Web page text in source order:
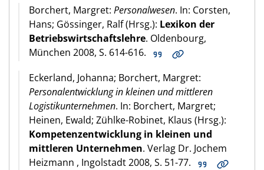
Borchert, Margret: Personalwesen. In: Corsten,
Hans; Gössinger, Ralf (Hrsg.): Lexikon der
Betriebswirtschaftslehre. Oldenbourg,
München 2008, S. 614-616.
Eckerland, Johanna; Borchert, Margret:
Personalentwicklung in kleinen und mittleren
Logistikunternehmen. In: Borchert, Margret;
Heinen, Ewald; Zühlke-Robinet, Klaus (Hrsg.):
Kompetenzentwicklung in kleinen und
mittleren Unternehmen. Verlag Dr. Jochem
Heizmann , Ingolstadt 2008, S. 51-77.